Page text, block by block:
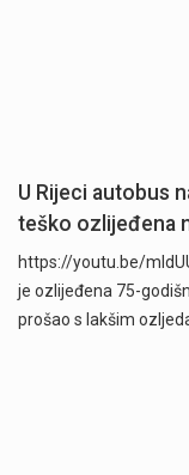
U Rijeci autobus
teško ozlijeđena
https://youtu.be/
je ozlijeđena 75-
prošao s lakšim